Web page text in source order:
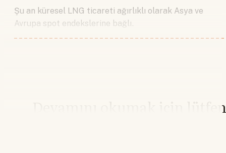
Şu an küresel LNG ticareti ağırlıklı olarak Asya ve
Avrupa spot endekslerine bağlı.
Devamını okumak için lütfen